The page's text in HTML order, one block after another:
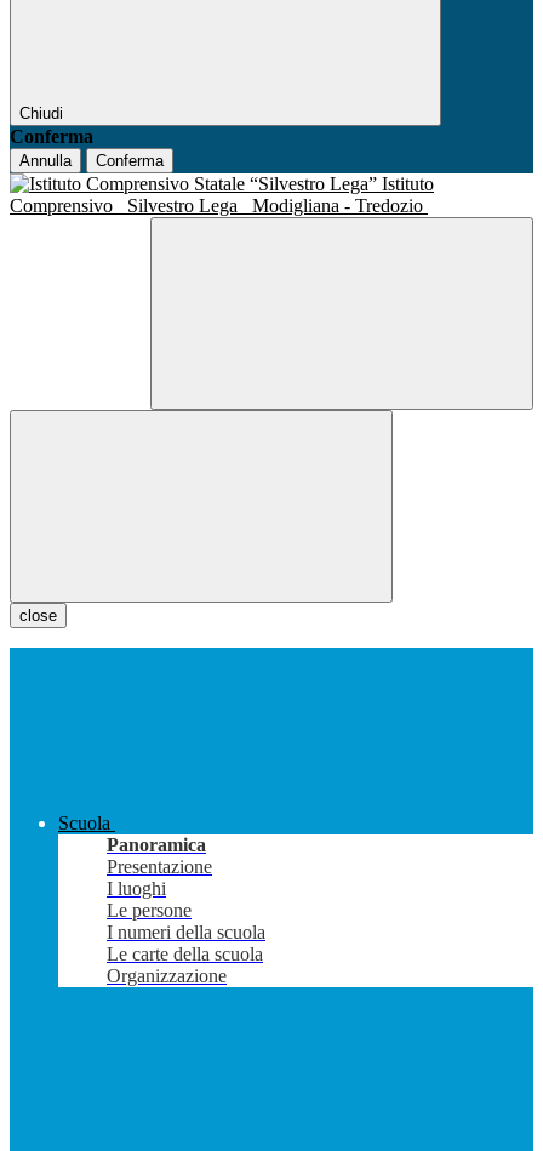
Chiudi
Conferma
Annulla Conferma
Istituto
Comprensivo
Silvestro Lega Modigliana - Tredozio
close
Scuola
Panoramica
Presentazione
I luoghi
Le persone
I numeri della scuola
Le carte della scuola
Organizzazione